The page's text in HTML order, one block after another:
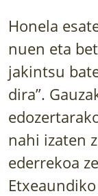
ETXEKO
ALBISTEAK
Honela
nuen eta
jakintsu
dira”.
nahi izaten
ederrekoa